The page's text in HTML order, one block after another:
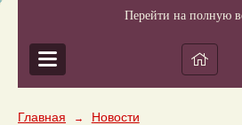
Перейти на полную
Главная → Новости